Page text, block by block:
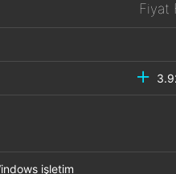
Fiyat
işletim